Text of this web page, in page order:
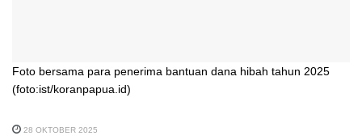
Foto bersama para penerima bantuan dana hibah tahun 2025
(foto:ist/koranpapua.id)
28 OKTOBER 2025